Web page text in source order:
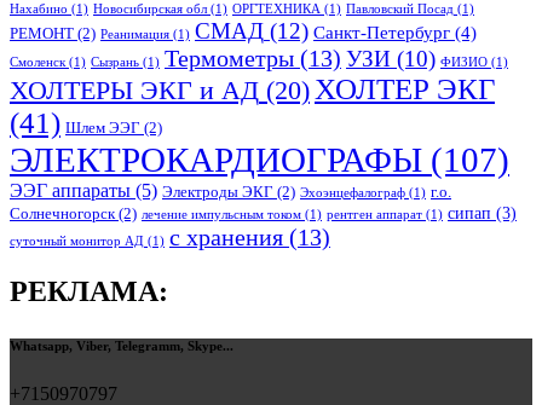
Нахабино (1) Новосибирская обл (1) ОРГТЕХНИКА (1) Павловский Посад (1)
РЕМОНТ (2) Реанимация (1) СМАД (12) Санкт-Петербург (4)
Смоленск (1) Сызрань (1) Термометры (13) УЗИ (10) ФИЗИО (1)
ХОЛТЕРЫ ЭКГ и АД (20) ХОЛТЕР ЭКГ
(41) Шлем ЭЭГ (2)
ЭЛЕКТРОКАРДИОГРАФЫ (107)
ЭЭГ аппараты (5) Электроды ЭКГ (2) Эхоэнцефалограф (1) г.о.
Солнечногорск(2) лечение импульсным током (1) рентген аппарат (1) сипап (3)
суточный монитор АД (1) с хранения (13)
РЕКЛАМА:
Whatsapp, Viber, Telegramm, Skype...
+7150970797